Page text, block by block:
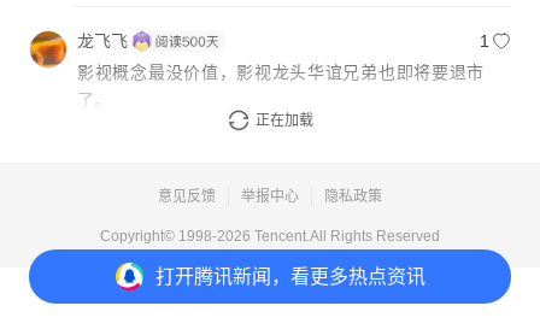
打开腾讯新闻，看更多热点资讯
龙飞飞
1
影视概念最没价值，影视龙头华谊兄弟也即将要退市
了。
回复
正在加载
意见反馈 举报中心 隐私政策
Copyright© 1998-2026 Tencent.All Rights Reserved